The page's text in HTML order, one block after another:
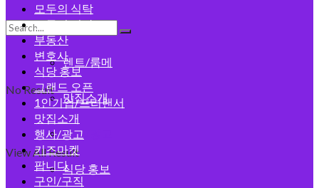
렌트/룸메
맛집소개
행사/광고
식당 홍보
No Result
View All Result
모두의 식탁
모두의 건강
부동산
변호사
식당 홍보
그랜드 오픈
1인기업/프리랜서
맛집소개
행사/광고
키즈마켓
팝니다
구인/구직